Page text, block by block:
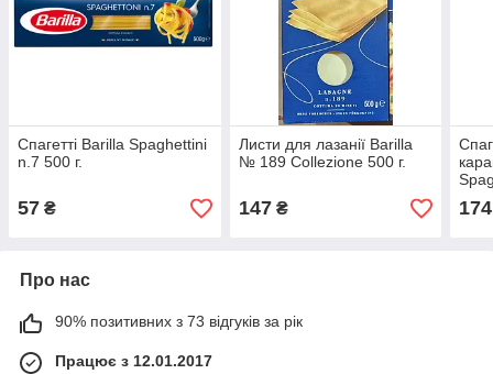
Спагетті Barilla Spaghettini
n.7 500 г.
57 ₴
Листи для лазанії Barilla
№ 189 Collezione 500 г.
147₴
500
174
Про нас
90% позитивних з 73 відгуків за рік
Працює з 12.01.2017